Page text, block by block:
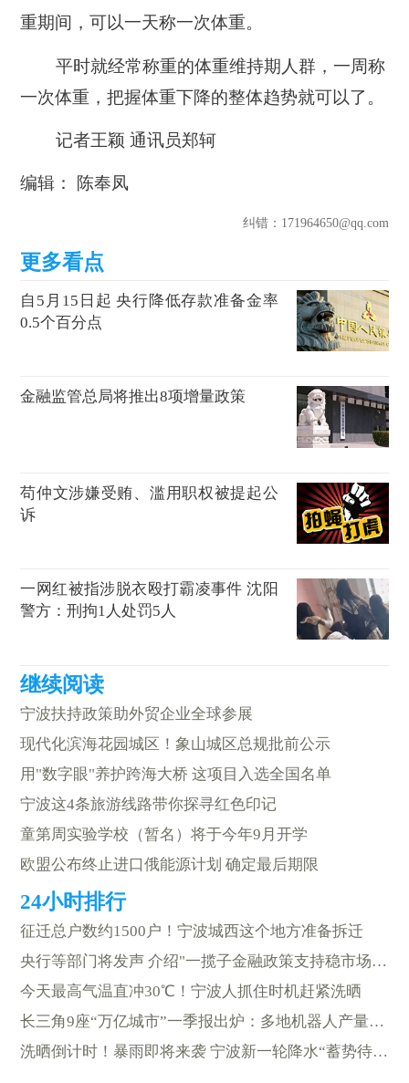
重期间，可以一天称一次体重。
平时就经常称重的体重维持期人群，一周称
一次体重，把握体重下降的整体趋势就可以了。
记者王颖 通讯员郑轲
编辑： 陈奉凤
纠错：171964650@qq.com
自5月15日起 央行降低存款准备金率
0.5个百分点
金融监管总局将推出8项增量政策
苟仲文涉嫌受贿、滥用职权被提起公
诉
一网红被指涉脱衣殴打霸凌事件 沈阳
警方：刑拘1人处罚5人
宁波扶持政策助外贸企业全球参展
现代化滨海花园城区！象山城区总规批前公示
用"数字眼"养护跨海大桥 这项目入选全国名单
宁波这4条旅游线路带你探寻红色印记
童第周实验学校（暂名）将于今年9月开学
欧盟公布终止进口俄能源计划 确定最后期限
征迁总户数约1500户！宁波城西这个地方准备拆迁
央行等部门将发声 介绍"一揽子金融政策支持稳市场稳预期"有关情况
今天最高气温直冲30℃！宁波人抓住时机赶紧洗晒
长三角9座“万亿城市”一季报出炉：多地机器人产量大增
洗晒倒计时！暴雨即将来袭 宁波新一轮降水“蓄势待发”